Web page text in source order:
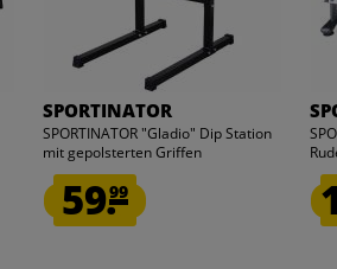
SPORTINATOR
SPORTINATOR "Gladio" Dip Station
mit gepolsterten Griffen
59.99